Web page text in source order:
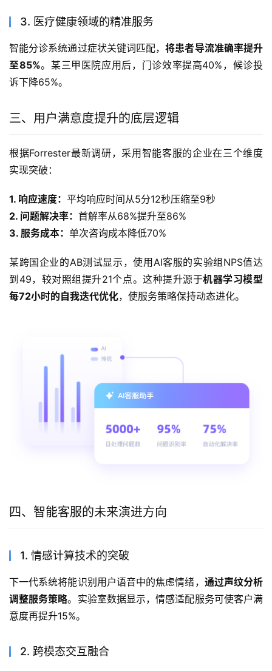
3. 医疗健康领域的精准服务
智能分诊系统通过症状关键词匹配，将患者导流准确率提升
至85%。某三甲医院应用后，门诊效率提高40%，候诊投
诉下降65%。
三、用户满意度提升的底层逻辑
根据Forrester最新调研，采用智能客服的企业在三个维度
实现突破：
1. 响应速度： 平均响应时间从5分12秒压缩至9秒
2. 问题解决率： 首解率从68%提升至86%
3. 服务成本： 单次咨询成本降低70%
某跨国企业的AB测试显示，使用AI客服的实验组NPS值达
到49，较对照组提升21个点。这种提升源于机器学习模型
每72小时的自我迭代优化，使服务策略保持动态进化。
四、智能客服的未来演进方向
1. 情感计算技术的突破
下一代系统将能识别用户语音中的焦虑情绪， 通过声纹分析
调整服务策略。实验室数据显示，情感适配服务可使客户满
意度再提升15%。
2. 跨模态交互融合